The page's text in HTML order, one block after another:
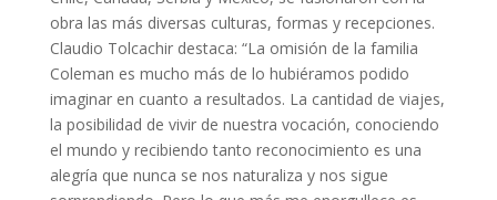
obra las más diversas culturas, formas y recepciones.
Claudio Tolcachir destaca: “La omisión de la familia
Coleman es mucho más de lo hubiéramos podido
imaginar en cuanto a resultados. La cantidad de viajes,
la posibilidad de vivir de nuestra vocación, conociendo
el mundo y recibiendo tanto reconocimiento es una
alegría que nunca se nos naturaliza y nos sigue